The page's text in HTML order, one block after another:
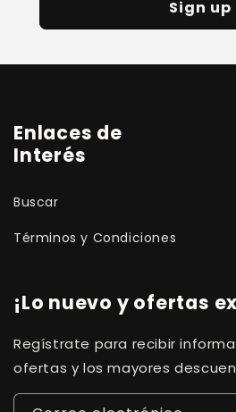
Sign up
Enlaces de
Interés
Buscar
Términos y Condiciones
¡Lo nuevo y ofertas
Regístrate para recibir
ofertas y los mayores